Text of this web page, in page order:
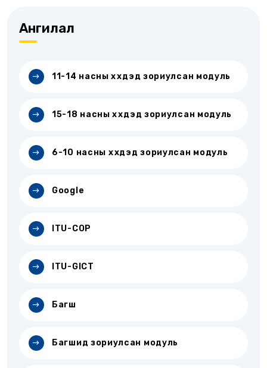
Ангилал
11-14 насны хүүхдэд зориулсан модуль
15-18 насны хүүхдэд зориулсан модуль
6-10 насны хүүхдэд зориулсан модуль
Google
ITU-COP
ITU-GICT
Багш
Багшид зориулсан модуль